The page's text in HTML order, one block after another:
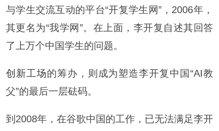
与学生交流互动的平台“开复学生网”，2006年，
其更名为“我学网”。在上面，李开复自述其回答
了上万个中国学生的问题。
创新工场的筹办，则成为塑造李开复中国“AI教
父”的最后一层砝码。
到2008年，在谷歌中国的工作，已无法满足李开